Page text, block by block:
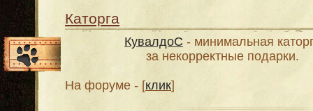
Каторга
КувалдоС - минимальная
за некорректные подарки.
На форуме - [клик]